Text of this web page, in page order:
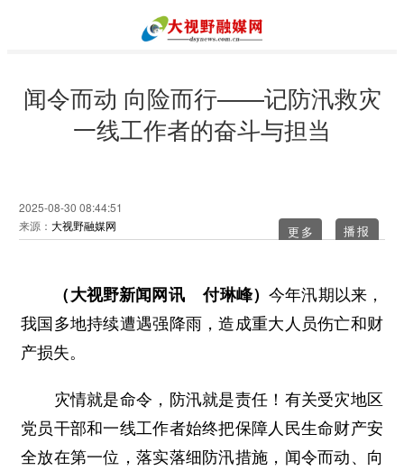
闻令而动 向险而行——记防汛救灾
一线工作者的奋斗与担当
2025-08-30 08:44:51
来源： 大视野融媒网 更多
（大视野新闻网讯 付琳峰）今年汛期以来，
我国多地持续遭遇强降雨，造成重大人员伤亡和财
产损失。
灾情就是命令，防汛就是责任！有关受灾地区
党员干部和一线工作者始终把保障人民生命财产安
全放在第一位，落实落细防汛措施，闻令而动、向